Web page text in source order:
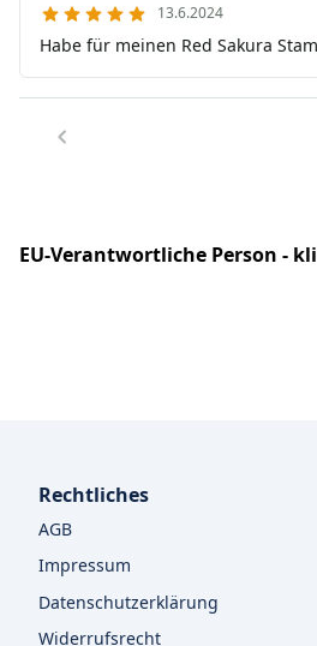
13.6.2024
Habe für meinen Red Sakura
EU-Verantwortliche Person -
Rechtliches
AGB
Impressum
Datenschutzerklärung
Widerrufsrecht